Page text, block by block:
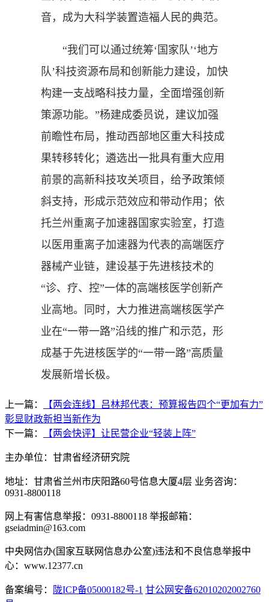
音，成为大科学装置造福人民的典范。
“我们可以通过统筹‘国家队’‘地方
队’科技资源布局和创新能力建设，加快
构建一支战略科技力量，全面增强创新
策源功能。”杨建成委员说，建议加强
前瞻性布局，推动西部地区重大科技成
果转移转化；遴选出一批具有重大应用
前景的高新科技攻关项目，给予政策倾
斜支持，形成示范效应和带动作用；依
托兰州重离子加速器国家实验室，打造
以医用重离子加速器为代表的高端医疗
器械产业链，建设基于先进核技术的
“诊、疗、控”一体的高端核医学创新产
业高地。同时，大力推进高端核医学产
业在“一带一路”沿线的推广和示范，形
成基于先进核医学的“一带一路”高质量
发展新增长极。
上一篇：
【两会连线】吕林邦代表：预算报告四个“更加有力”
彰显财政新担当新作为
下一篇：
【两会快评】让民营企业“轻装上阵”
主办单位：甘肃省经济研究院
地址：甘肃省兰州市庆阳路60号信息大厦4层 业务咨询：
0931-8800118
网上有害信息举报：0931-8800118 举报邮箱：
gseiadmin@163.com
中央网信办(国家互联网信息办公室)违法和不良信息举报中
心：www.12377.cn
备案编号： 陇ICP备05000182号-1 甘公网安备62010202002760